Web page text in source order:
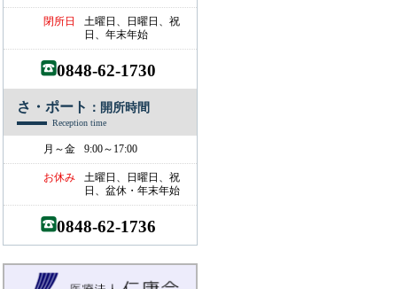
閉所日
土曜日、日曜日、祝
日、年末年始
0848-62-1730
さ・ポート ：開所時間
Reception time
月～金 9:00～17:00
お休み
土曜日、日曜日、祝
日、盆休・年末年始
0848-62-1736